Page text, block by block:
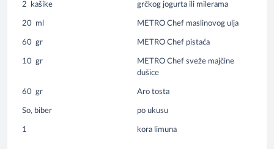
2 kašike grčkog jogurta ili milerama
20 ml METRO Chef maslinovog ulja
60 gr METRO Chef pistaća
10 gr
METRO Chef sveže majčine
dušice
60 gr Aro tosta
So, biber po ukusu
1 kora limuna